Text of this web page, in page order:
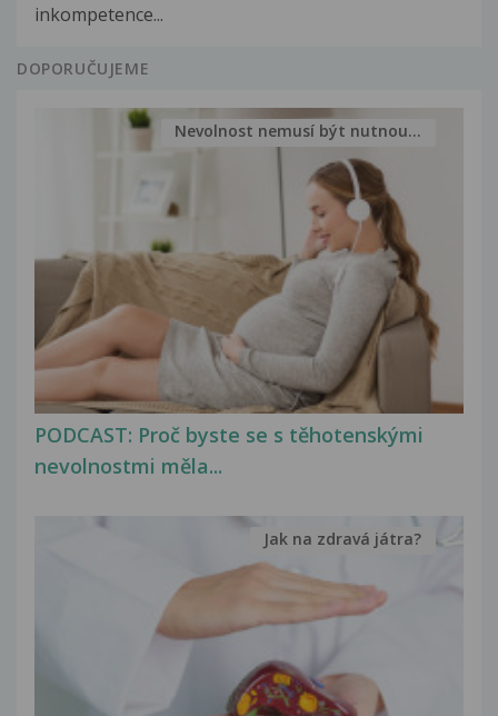
inkompetence...
DOPORUČUJEME
PODCAST: Proč byste se s těhotenskými
nevolnostmi měla...
Nevolnost nemusí být nutnou...
Jak na zdravá játra?